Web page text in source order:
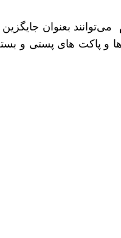
بعنوان جایگزین
و پاکت های پستی و